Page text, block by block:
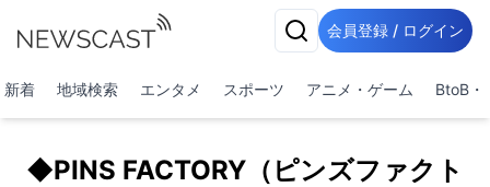
会員登録 / ログイン
新着 地域検索 エンタメ スポーツ アニメ・ゲーム BtoB・
◆PINS FACTORY（ピンズファクト